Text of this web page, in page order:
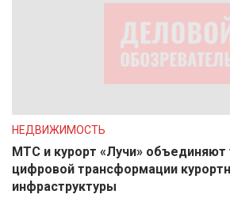
НЕДВИЖИМОСТЬ
МТС и курорт «Лучи» объединяют
цифровой трансформации
инфраструктуры